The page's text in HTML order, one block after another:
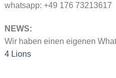
whatsapp: +49 176 73213617
NEWS:
Wir haben einen eigenen
4 Lions